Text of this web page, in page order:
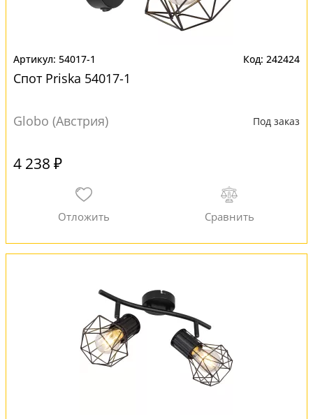
54017-1 242424
Спот Priska 54017-1
Globo (Австрия) Под заказ
4 238 ₽